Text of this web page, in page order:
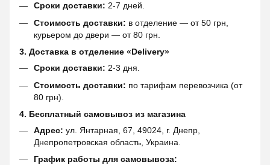
Сроки доставки: 2-7 дней.
Стоимость доставки: в отделение — от 50 грн,
курьером до двери — от 80 грн.
3. Доставка в отделение «Delivery»
Сроки доставки: 2-3 дня.
Стоимость доставки: по тарифам перевозчика (от
80 грн).
4. Бесплатный самовывоз из магазина
Адрес: ул. Янтарная, 67, 49024, г. Днепр,
Днепропетровская область, Украина.
График работы для самовывоза: